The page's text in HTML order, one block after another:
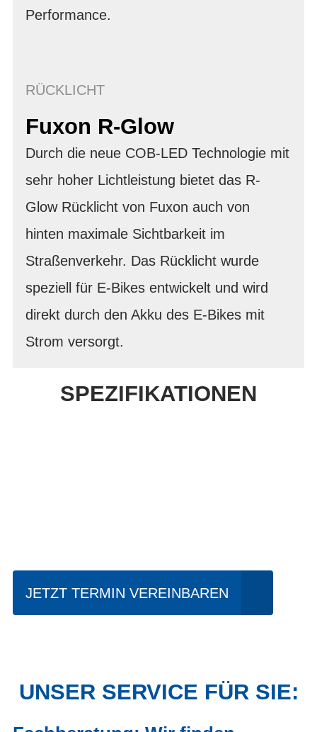
Performance.
RÜCKLICHT
Fuxon R-Glow
Durch die neue COB-LED Technologie mit
sehr hoher Lichtleistung bietet das R-
Glow Rücklicht von Fuxon auch von
hinten maximale Sichtbarkeit im
Straßenverkehr. Das Rücklicht wurde
speziell für E-Bikes entwickelt und wird
direkt durch den Akku des E-Bikes mit
Strom versorgt.
SPEZIFIKATIONEN
JETZT TERMIN VEREINBAREN
UNSER SERVICE FÜR SIE: